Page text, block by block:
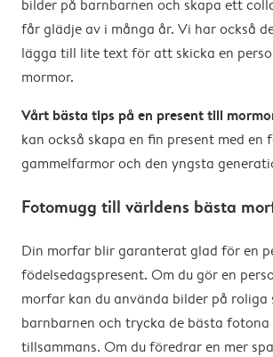
bilder på barnbarnen och skapa ett
får glädje av i många år. Vi har också
lägga till lite text för att skicka en
mormor.
Vårt bästa tips på en present till
kan också skapa en fin present med en
gammelfarmor och den yngsta
Fotomugg till världens bästa
Din morfar blir garanterat glad för en
födelsedagspresent. Om du gör en
morfar kan du använda bilder på roliga
barnbarnen och trycka de bästa fotona
tillsammans. Om du föredrar en mer